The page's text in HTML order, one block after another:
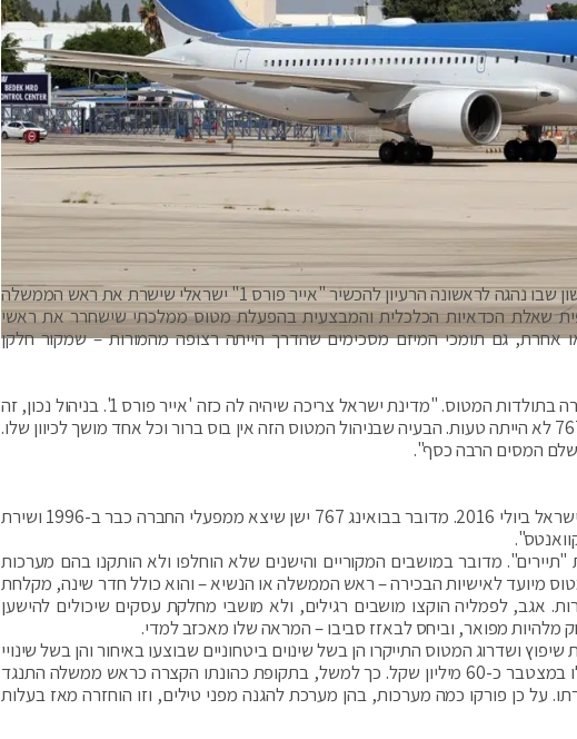
קורותיו של המטוס מלווים במחלוקות מהרגע הראשון שבו נהגה לראשונה הרעיון להכשיר "אייר פורס 1" ישראלי שישרת את ראש הממשלה
שאלת הכדאיות הכלכלית והמבצעית בהפעלת מטוס ממלכתי שישחרר את ראשי
אחרת, גם תומכי המיזם מסכימים שהדרך הייתה רצופה מהמורות – שמקור חלקן
"זאת פארסה מזעזעת", אמר ל-ynet גורם שמעורה בתולדות המטוס. "מדינת ישראל צריכה שיהיה לה כזה 'אייר פורס 1'. בניהול נכון, זה
לא יותר יקר ממטוסים חכורים. גם הבחירה בדגם 767 לא הייתה טעות. הבעיה שבניהול המטוס הזה אין בוס ברור וכל אחד מושך לכיוון שלו.
המסים הרבה כסף".
המטוס שלימים ייקרא "כנף ציון" נחת לראשונה בישראל ביולי 2016. מדובר בבואינג 767 ישן שיצא ממפעלי החברה כבר ב-1996 ושירת
כ-80 שייכים למחלקת "תיירים". מדובר במושבים המקוריים והישנים שלא הוחלפו ולא הותקנו בהם מערכות
מיועד לאישיות הבכירה – ראש הממשלה או הנשיא – והוא כולל חדר שינה, מקלחת
אגב, לפמליה הוקצו מושבים רגילים, ולא מושבי מחלקת עסקים שיכולים להישען
מלהיות מפואר, וביחס לבאזז סביבו – המראה שלו מאכזב למדי.
ושדרוג המטוס התייקרו הן בשל שינוים ביטחוניים שבוצעו באיחור והן בשל שינויי
עיצוב שדרשה לשכת נתניהו למתחם האישי, שעלו במצטבר כ-60 מיליון שקל. כך למשל, בתקופת כהונתו הקצרה כראש ממשלה התנגד
על כן פורקו כמה מערכות, בהן מערכת להגנה מפני טילים, וזו הוחזרה מאז בעלות